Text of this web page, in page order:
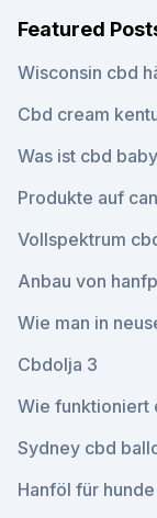
Featured
Wisconsin cbd
Cbd cream
Was ist cbd baby
Produkte auf
Vollspektrum
Anbau von
Wie man in
Cbdolja 3
Wie funktioniert
Sydney cbd
Hanföl für